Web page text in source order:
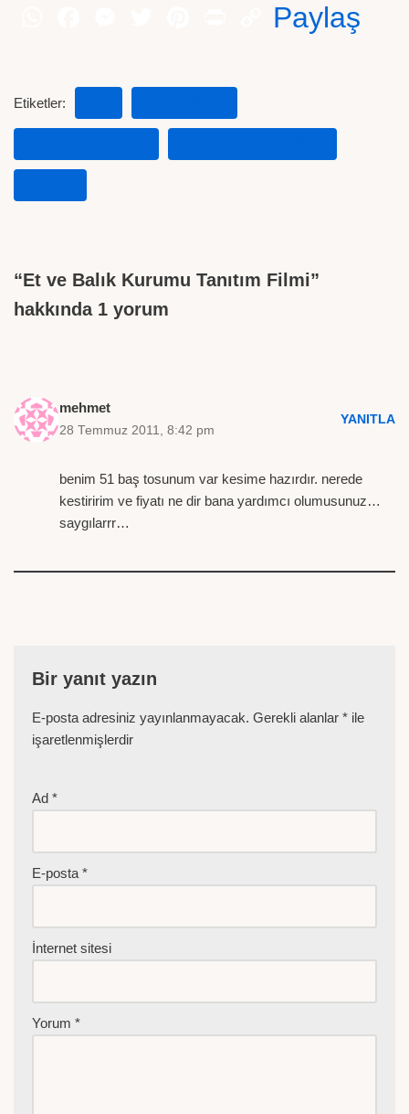
Paylaş
Etiketler:
“Et ve Balık Kurumu Tanıtım Filmi”
hakkında 1 yorum
mehmet
28 Temmuz 2011, 8:42 pm
YANITLA
benim 51 baş tosunum var kesime hazırdır. nerede
kestiririm ve fiyatı ne dir bana yardımcı olumusunuz…
saygılarrr…
Bir yanıt yazın
E-posta adresiniz yayınlanmayacak. Gerekli alanlar * ile
işaretlenmişlerdir
Ad *
E-posta *
İnternet sitesi
Yorum *